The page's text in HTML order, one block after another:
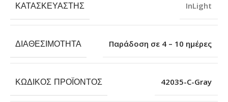
ΚΑΤΑΣΚΕΥΑΣΤΉΣ InLight
ΔΙΑΘΕΣΙΜΌΤΗΤΑ Παράδοση σε 4 – 10 ημέρες
ΚΩΔΙΚΌΣ ΠΡΟΪΌΝΤΟΣ 42035-C-Gray